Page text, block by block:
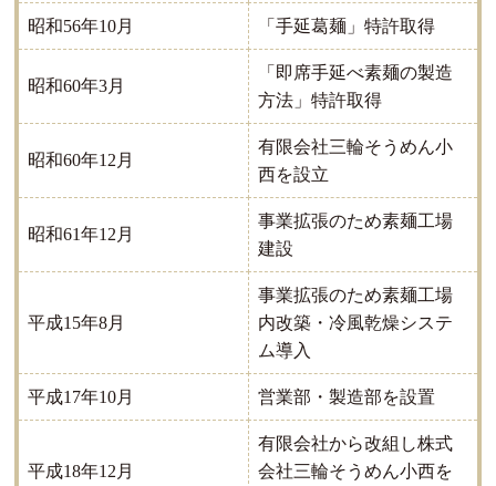
昭和56年10月 「手延葛麺」特許取得
昭和60年3月
「即席手延べ素麺の製造
方法」特許取得
昭和60年12月
有限会社三輪そうめん小
西を設立
昭和61年12月
事業拡張のため素麺工場
建設
平成15年8月
事業拡張のため素麺工場
内改築・冷風乾燥システ
ム導入
平成17年10月 営業部・製造部を設置
平成18年12月
有限会社から改組し株式
会社三輪そうめん小西を